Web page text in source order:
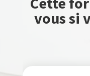
vous si